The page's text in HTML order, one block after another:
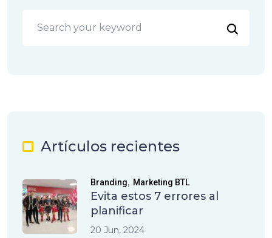
Artículos recientes
Branding, Marketing BTL
Evita estos 7 errores al
planificar
20 Jun, 2024